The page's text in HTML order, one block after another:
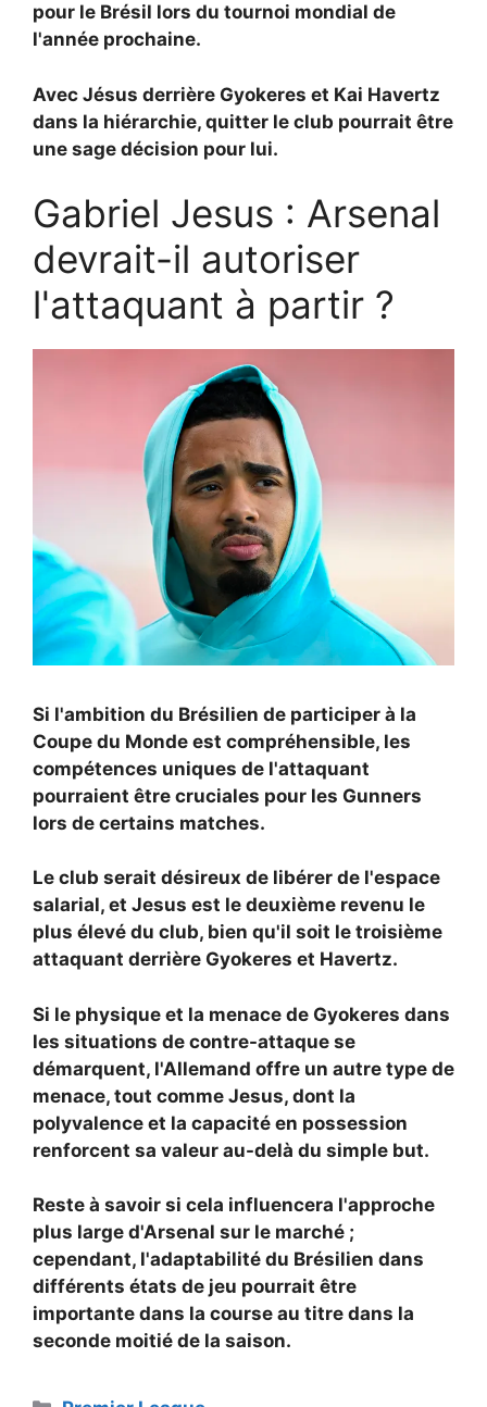
pour le Brésil lors du tournoi mondial de
l'année prochaine.
Avec Jésus derrière Gyokeres et Kai Havertz
dans la hiérarchie, quitter le club pourrait être
une sage décision pour lui.
Gabriel Jesus : Arsenal
devrait-il autoriser
l'attaquant à partir ?
Si l'ambition du Brésilien de participer à la
Coupe du Monde est compréhensible, les
compétences uniques de l'attaquant
pourraient être cruciales pour les Gunners
lors de certains matches.
Le club serait désireux de libérer de l'espace
salarial, et Jesus est le deuxième revenu le
plus élevé du club, bien qu'il soit le troisième
attaquant derrière Gyokeres et Havertz.
Si le physique et la menace de Gyokeres dans
les situations de contre-attaque se
démarquent, l'Allemand offre un autre type de
menace, tout comme Jesus, dont la
polyvalence et la capacité en possession
renforcent sa valeur au-delà du simple but.
Reste à savoir si cela influencera l'approche
plus large d'Arsenal sur le marché ;
cependant, l'adaptabilité du Brésilien dans
différents états de jeu pourrait être
importante dans la course au titre dans la
seconde moitié de la saison.